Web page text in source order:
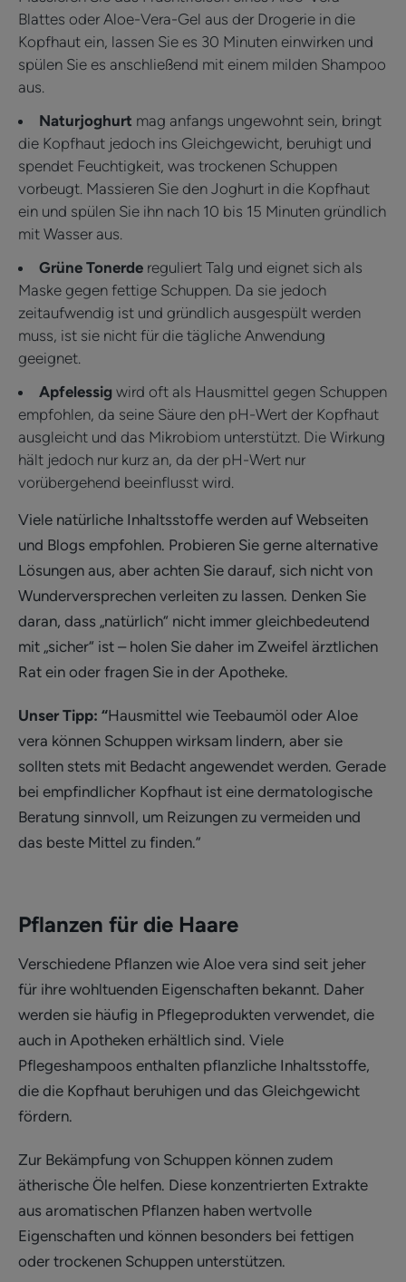
Blattes oder Aloe-Vera-Gel aus der Drogerie in die
Kopfhaut ein, lassen Sie es 30 Minuten einwirken und
spülen Sie es anschließend mit einem milden Shampoo
aus.
Naturjoghurt mag anfangs ungewohnt sein, bringt
die Kopfhaut jedoch ins Gleichgewicht, beruhigt und
spendet Feuchtigkeit, was trockenen Schuppen
vorbeugt. Massieren Sie den Joghurt in die Kopfhaut
ein und spülen Sie ihn nach 10 bis 15 Minuten gründlich
mit Wasser aus.
Grüne Tonerde reguliert Talg und eignet sich als
Maske gegen fettige Schuppen. Da sie jedoch
zeitaufwendig ist und gründlich ausgespült werden
muss, ist sie nicht für die tägliche Anwendung
geeignet.
Apfelessig wird oft als Hausmittel gegen Schuppen
empfohlen, da seine Säure den pH-Wert der Kopfhaut
ausgleicht und das Mikrobiom unterstützt. Die Wirkung
hält jedoch nur kurz an, da der pH-Wert nur
vorübergehend beeinflusst wird.
Viele natürliche Inhaltsstoffe werden auf Webseiten
und Blogs empfohlen. Probieren Sie gerne alternative
Lösungen aus, aber achten Sie darauf, sich nicht von
Wunderversprechen verleiten zu lassen. Denken Sie
daran, dass „natürlich“ nicht immer gleichbedeutend
mit „sicher“ ist – holen Sie daher im Zweifel ärztlichen
Rat ein oder fragen Sie in der Apotheke.
Unser Tipp: “Hausmittel wie Teebaumöl oder Aloe
vera können Schuppen wirksam lindern, aber sie
sollten stets mit Bedacht angewendet werden. Gerade
bei empfindlicher Kopfhaut ist eine dermatologische
Beratung sinnvoll, um Reizungen zu vermeiden und
das beste Mittel zu finden.”
Pflanzen für die Haare
Verschiedene Pflanzen wie Aloe vera sind seit jeher
für ihre wohltuenden Eigenschaften bekannt. Daher
werden sie häufig in Pflegeprodukten verwendet, die
auch in Apotheken erhältlich sind. Viele
Pflegeshampoos enthalten pflanzliche Inhaltsstoffe,
die die Kopfhaut beruhigen und das Gleichgewicht
fördern.
Zur Bekämpfung von Schuppen können zudem
ätherische Öle helfen. Diese konzentrierten Extrakte
aus aromatischen Pflanzen haben wertvolle
Eigenschaften und können besonders bei fettigen
oder trockenen Schuppen unterstützen.